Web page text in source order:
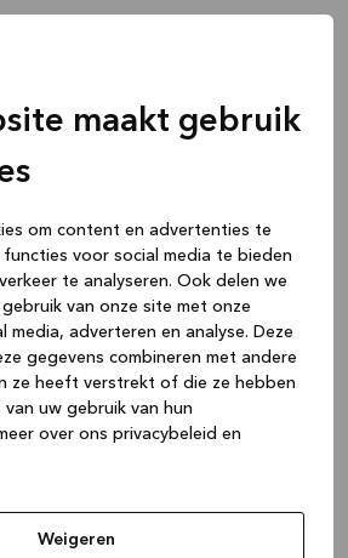
maakt gebruik
om content en advertenties te
voor social media te bieden
te analyseren. Ook delen we
van onze site met onze
media, adverteren en analyse. Deze
gegevens combineren met andere
ze heeft verstrekt of die ze hebben
uw gebruik van hun
over ons privacybeleid en
Weigeren
(see the browser console for more